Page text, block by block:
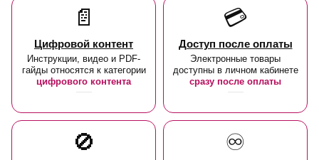
📄
Цифровой контент
Инструкции, видео и PDF-
гайды относятся к категории
цифрового контента
💳
Доступ после оплаты
Электронные товары
доступны в личном кабинете
сразу после оплаты
🚫 ♾️